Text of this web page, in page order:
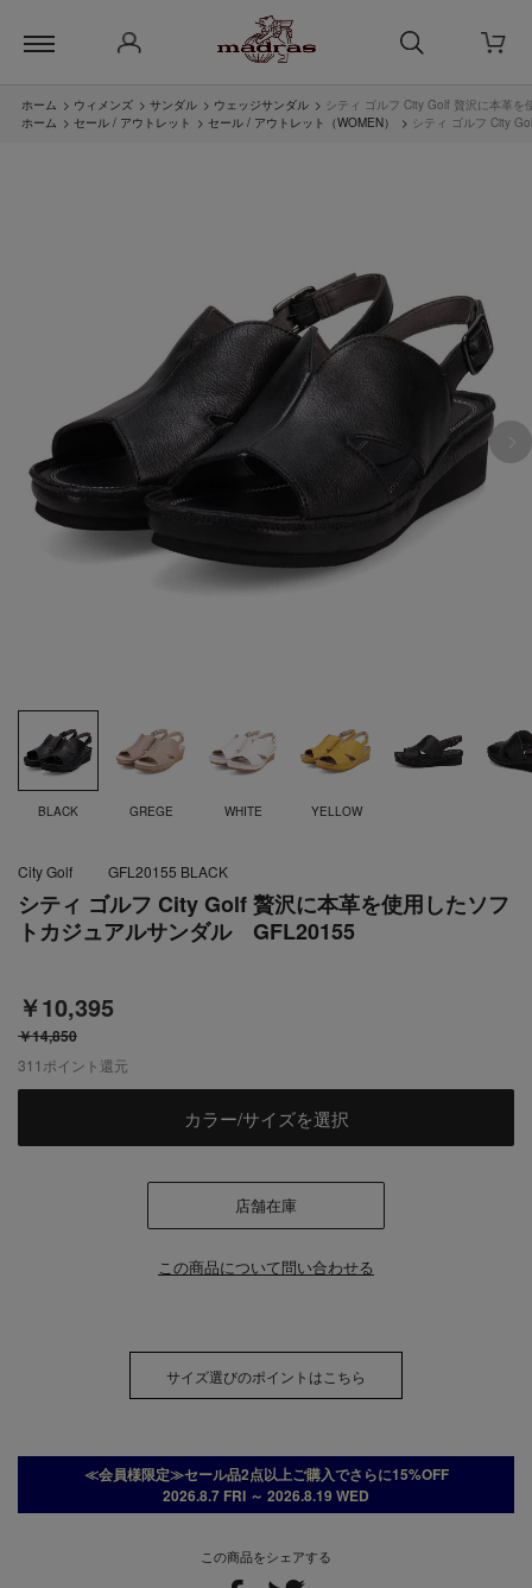
ホーム > ウィメンズ > サンダル > ウェッジサンダル > シティ ゴルフ City Golf 贅沢に本革
ホーム > セール / アウトレット > セール / アウトレット（WOMEN） > シティ ゴルフ City
BLACK GREGE WHITE YELLOW
シティ ゴルフ City Golf 贅沢に本革を使用したソフ
トカジュアルサンダル GFL20155
￥10,395
￥14,850
この商品をシェアする
City Golf GFL20155 BLACK
311 ポイント還元
カラー/サイズを選択
店舗在庫
この商品について問い合わせる
サイズ選びのポイントはこちら
≪会員様限定≫セール品2点以上ご購入でさらに15%OFF
2026.8.7 FRI ～ 2026.8.19 WED